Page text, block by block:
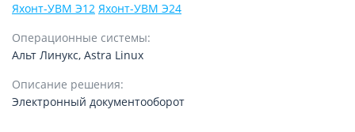
Яхонт-УВМ Э12 Яхонт-УВМ Э24
Операционные системы:
Альт Линукс, Astra Linux
Описание решения:
Электронный документооборот